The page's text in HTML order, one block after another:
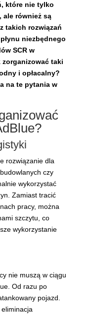
które nie tylko
ale również są
takich rozwiązań
niezbędnego
SCR w
taki
i opłacalny?
na te pytania w
rozwiązanie dla
czy
wykorzystać
Zamiast tracić
pracy, można
szczytu, co
wykorzystanie
nie muszą w ciągu
Od razu po
pojazd.